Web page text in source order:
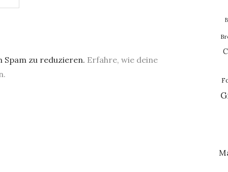
Spam zu reduzieren. Erfahre, wie deine